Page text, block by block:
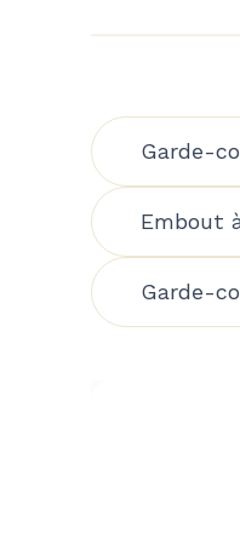
Garde-
Embout
Garde-